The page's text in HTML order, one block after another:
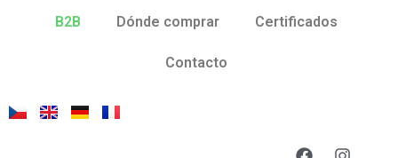
B2B Dónde comprar Certificados
Contacto